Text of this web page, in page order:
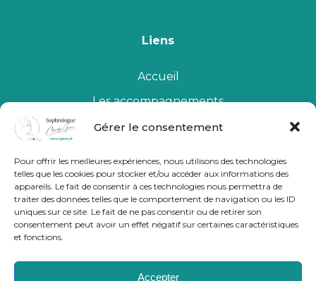
Gérer le consentement
Pour offrir les meilleures expériences, nous utilisons des technologies
telles que les cookies pour stocker et/ou accéder aux informations des
appareils. Le fait de consentir à ces technologies nous permettra de
traiter des données telles que le comportement de navigation ou les ID
uniques sur ce site. Le fait de ne pas consentir ou de retirer son
consentement peut avoir un effet négatif sur certaines caractéristiques
et fonctions.
Accepter
Liens
Accueil
Les accompagnements
Qui suis-je
Me contacter